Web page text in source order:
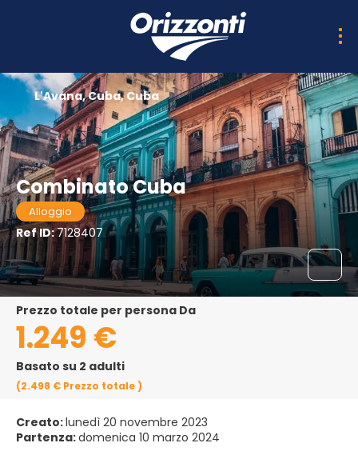
Combinato Cuba
Alloggio
Ref ID:7128407
L'Avana, Cuba, Cuba
Prezzo totale per persona Da
1.249 €
Basato su 2 adulti
(2.498 € Prezzo totale)
Creato:lunedì 20 novembre 2023
Partenza:domenica 10 marzo 2024